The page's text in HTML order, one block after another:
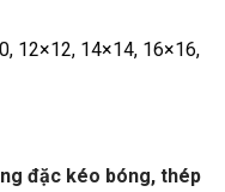
12×12, 14×14, 16×16,
đặc kéo bóng, thép